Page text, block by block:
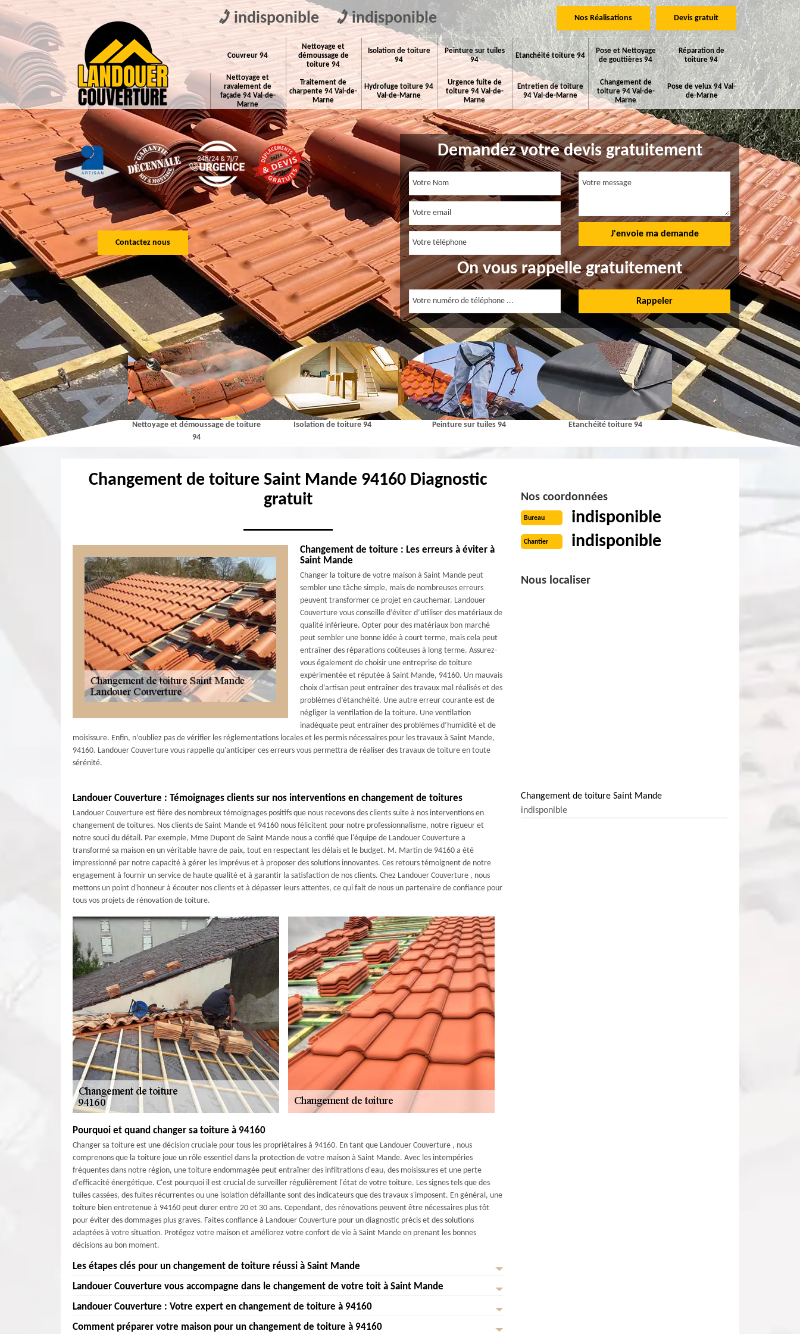
indisponible indisponible Nos Réalisations Devis gratuit
Couvreur 94
Nettoyage et
démoussage de
toiture 94
Isolation de toiture
94
Peinture sur tuiles
94
Etanchéité toiture 94
Pose et Nettoyage
de gouttières 94
Réparation de
toiture 94
Nettoyage et
ravalement de
façade 94 Val-de-
Marne
Traitement de
charpente 94 Val-de-
Marne
Hydrofuge toiture 94
Val-de-Marne
Urgence fuite de
toiture 94 Val-de-
Marne
Entretien de toiture
94 Val-de-Marne
Changement de
toiture 94 Val-de-
Marne
Pose de velux 94 Val-
de-Marne
Contactez nous
Demandez votre devis gratuitement
On vous rappelle gratuitement
Couvreur 94
Nettoyage et démoussage de toiture
94
Isolation de toiture 94 Peinture sur tuiles 94 Etanchéité toiture 94 Pose et Nettoyage de gouttières
Changement de toiture Saint Mande 94160 Diagnostic
gratuit
Changement de toiture : Les erreurs à éviter à
Saint Mande
Changer la toiture de votre maison à Saint Mande peut
sembler une tâche simple, mais de nombreuses erreurs
peuvent transformer ce projet en cauchemar. Landouer
Couverture vous conseille d’éviter d’utiliser des matériaux de
qualité inférieure. Opter pour des matériaux bon marché
peut sembler une bonne idée à court terme, mais cela peut
entraîner des réparations coûteuses à long terme. Assurez-
vous également de choisir une entreprise de toiture
expérimentée et réputée à Saint Mande, 94160. Un mauvais
choix d’artisan peut entraîner des travaux mal réalisés et des
problèmes d’étanchéité. Une autre erreur courante est de
négliger la ventilation de la toiture. Une ventilation
inadéquate peut entraîner des problèmes d’humidité et de
moisissure. Enfin, n’oubliez pas de vérifier les réglementations locales et les permis nécessaires pour les travaux à Saint Mande,
94160. Landouer Couverture vous rappelle qu'anticiper ces erreurs vous permettra de réaliser des travaux de toiture en toute
sérénité.
Landouer Couverture : Témoignages clients sur nos interventions en changement de toitures
Landouer Couverture est fière des nombreux témoignages positifs que nous recevons des clients suite à nos interventions en
changement de toitures. Nos clients de Saint Mande et 94160 nous félicitent pour notre professionnalisme, notre rigueur et
notre souci du détail. Par exemple, Mme Dupont de Saint Mande nous a confié que l'équipe de Landouer Couverture a
transformé sa maison en un véritable havre de paix, tout en respectant les délais et le budget. M. Martin de 94160 a été
impressionné par notre capacité à gérer les imprévus et à proposer des solutions innovantes. Ces retours témoignent de notre
engagement à fournir un service de haute qualité et à garantir la satisfaction de nos clients. Chez Landouer Couverture , nous
mettons un point d'honneur à écouter nos clients et à dépasser leurs attentes, ce qui fait de nous un partenaire de confiance pour
tous vos projets de rénovation de toiture.
Pourquoi et quand changer sa toiture à 94160
Changer sa toiture est une décision cruciale pour tous les propriétaires à 94160. En tant que Landouer Couverture , nous
comprenons que la toiture joue un rôle essentiel dans la protection de votre maison à Saint Mande. Avec les intempéries
fréquentes dans notre région, une toiture endommagée peut entraîner des infiltrations d'eau, des moisissures et une perte
d'efficacité énergétique. C'est pourquoi il est crucial de surveiller régulièrement l'état de votre toiture. Les signes tels que des
tuiles cassées, des fuites récurrentes ou une isolation défaillante sont des indicateurs que des travaux s'imposent. En général, une
toiture bien entretenue à 94160 peut durer entre 20 et 30 ans. Cependant, des rénovations peuvent être nécessaires plus tôt
pour éviter des dommages plus graves. Faites confiance à Landouer Couverture pour un diagnostic précis et des solutions
adaptées à votre situation. Protégez votre maison et améliorez votre confort de vie à Saint Mande en prenant les bonnes
décisions au bon moment.
Les étapes clés pour un changement de toiture réussi à Saint Mande
À Landouer Couverture , nous comprenons l'importance d'une toiture de qualité pour protéger votre maison à Saint Mande,
94160. Pour réussir un changement de toiture, il est crucial de suivre quelques étapes clés. Tout d'abord, évaluez l'état actuel de
l'architecture de Saint Mande, 94160. Il est également essentiel de faire appel à des professionnels qualifiés, comme ceux de
Landouer Couverture vous accompagne dans le changement de votre toit à Saint Mande
Chez Landouer Couverture , nous savons à quel point il est essentiel d'avoir un toit en parfait état pour protéger votre maison à
Saint Mande, 94160. C'est pourquoi nous nous engageons à vous accompagner à chaque étape du changement de votre toit, en
Landouer Couverture : Votre expert en changement de toiture à 94160
Chez Landouer Couverture , nous comprenons à quel point une toiture en bon état est essentielle pour la sécurité et le confort de
Comment préparer votre maison pour un changement de toiture à 94160
Nos coordonnées
Bureau indisponible
Chantier indisponible
Nous localiser
Changement de toiture Saint Mande
indisponible